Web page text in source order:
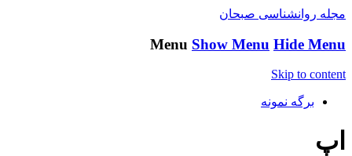
مجله روانشناسی صبحان
Menu Show Menu Hide Menu
Skip to content
برگه نمونه
اپ